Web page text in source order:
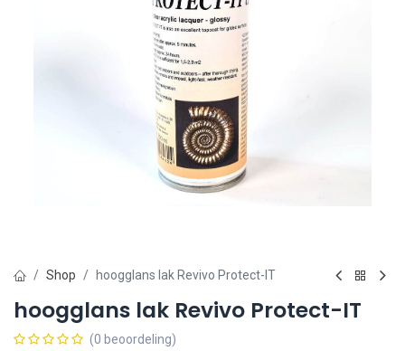
Shop hoogglans lak Revivo Protect-IT
hoogglans lak Revivo Protect-IT
(0 beoordeling)